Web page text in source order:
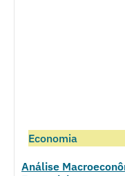
Economia
Análise